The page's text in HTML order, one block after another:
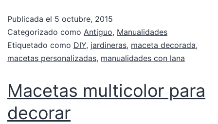
Publicada el 5 octubre, 2015
Categorizado como Antiguo, Manualidades
Etiquetado como DIY, jardineras, maceta decorada,
macetas personalizadas, manualidades con lana
Macetas multicolor para
decorar